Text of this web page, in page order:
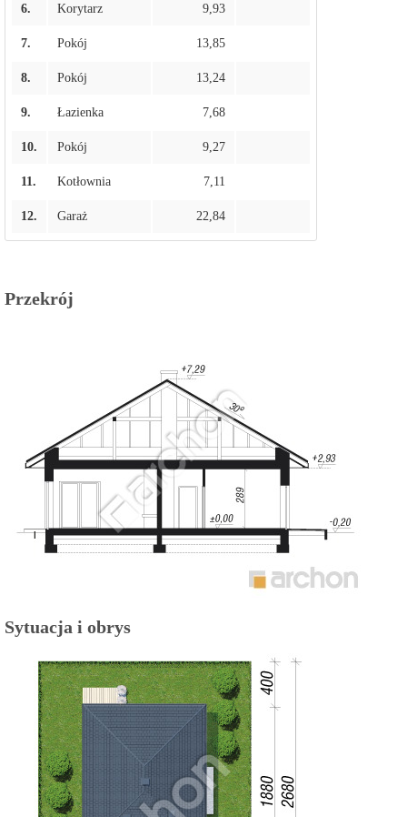
6. Korytarz 9,93
7. Pokój 13,85
8. Pokój 13,24
9. Łazienka 7,68
10. Pokój 9,27
11. Kotłownia 7,11
12. Garaż 22,84
Przekrój
Sytuacja i obrys